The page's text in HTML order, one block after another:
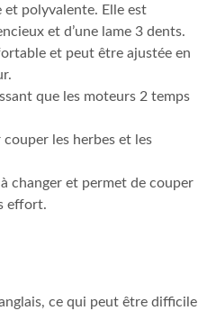
et polyvalente. Elle est
et d’une lame 3 dents.
et peut être ajustée en
que les moteurs 2 temps
les herbes et les
changer et permet de couper
effort.
ce qui peut être difficile